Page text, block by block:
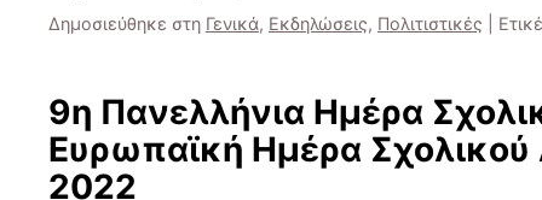
Δημοσιεύθηκε στη Γενικά, Εκδηλώσεις, Πολιτιστικές
9η Πανελλήνια Ημέρα
Ευρωπαϊκή Ημέρα Σχολικού
2022